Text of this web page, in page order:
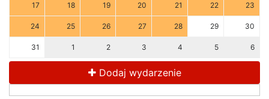
17 18 19 20 21 22 23
24 25 26 27 28 29 30
31 1 2 3 4 5 6
Dodaj wydarzenie